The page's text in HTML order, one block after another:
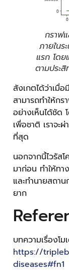
กราฟ
ภายใน
แรก โดย
ตามประ
สังเกตได้ว่าเมื่
สามารถทำให้ก
อย่างเห็นได้ชัด
เพื่อชาติ เราจะ
ที่สุด
นอกจากนี้ไวรัสโ
มาก่อน ทำให้ทา
และทำนายสถา
ยาก
บทความเรื่องโ
https://
diseases#fn1